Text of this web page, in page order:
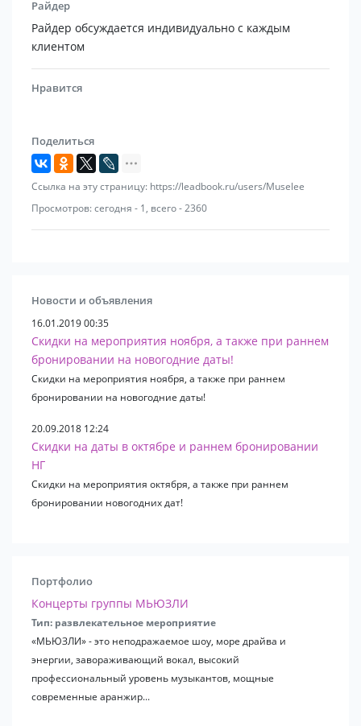
Райдер
Райдер обсуждается индивидуально с каждым
клиентом
Нравится
Поделиться
Ссылка на эту страницу: https://leadbook.ru/users/Muselee
Просмотров: сегодня - 1, всего - 2360
Новости и объявления
16.01.2019 00:35
Скидки на мероприятия ноября, а также при раннем
бронировании на новогодние даты!
Скидки на мероприятия ноября, а также при раннем
бронировании на новогодние даты!
20.09.2018 12:24
Скидки на даты в октябре и раннем бронировании
НГ
Скидки на мероприятия октября, а также при раннем
бронировании новогодних дат!
Портфолио
Концерты группы МЬЮЗЛИ
Тип: развлекательное мероприятие
«МЬЮЗЛИ» - это неподражаемое шоу, море драйва и
энергии, завораживающий вокал, высокий
профессиональный уровень музыкантов, мощные
современные аранжир...